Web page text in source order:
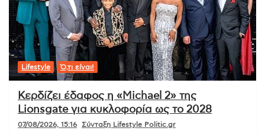
Lifestyle Ό,τι είναι!
Κερδίζει έδαφος η «Michael 2» της
Lionsgate για κυκλοφορία ως το 2028
07/08/2026, 15:16 Σύνταξη Lifestyle Politic.gr